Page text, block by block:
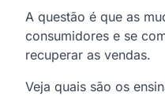
A questão é que as
consumidores e se
recuperar as vendas.
Veja quais são os